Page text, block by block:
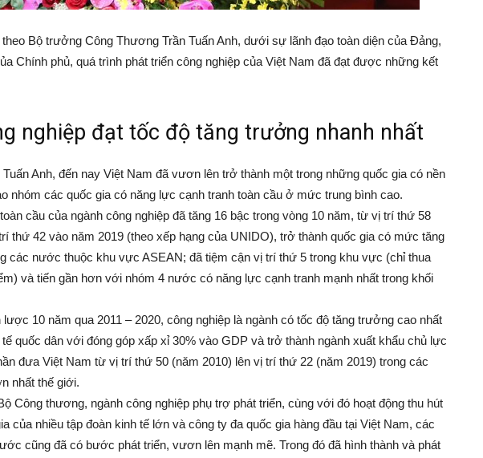
Bộ trưởng Công Thương Trần Tuấn Anh, dưới sự lãnh đạo toàn diện của Đảng,
Chính phủ, quá trình phát triển công nghiệp của Việt Nam đã đạt được những kết
nghiệp đạt tốc độ tăng trưởng nhanh nhất
Anh, đến nay Việt Nam đã vươn lên trở thành một trong những quốc gia có nền
nhóm các quốc gia có năng lực cạnh tranh toàn cầu ở mức trung bình cao.
cầu của ngành công nghiệp đã tăng 16 bậc trong vòng 10 năm, từ vị trí thứ 58
thứ 42 vào năm 2019 (theo xếp hạng của UNIDO), trở thành quốc gia có mức tăng
các nước thuộc khu vực ASEAN; đã tiệm cận vị trí thứ 5 trong khu vực (chỉ thua
và tiến gần hơn với nhóm 4 nước có năng lực cạnh tranh mạnh nhất trong khối
lược 10 năm qua 2011 – 2020, công nghiệp là ngành có tốc độ tăng trưởng cao nhất
quốc dân với đóng góp xấp xỉ 30% vào GDP và trở thành ngành xuất khẩu chủ lực
đưa Việt Nam từ vị trí thứ 50 (năm 2010) lên vị trí thứ 22 (năm 2019) trong các
nhất thế giới.
Công thương, ngành công nghiệp phụ trợ phát triển, cùng với đó hoạt động thu hút
của nhiều tập đoàn kinh tế lớn và công ty đa quốc gia hàng đầu tại Việt Nam, các
cũng đã có bước phát triển, vươn lên mạnh mẽ. Trong đó đã hình thành và phát